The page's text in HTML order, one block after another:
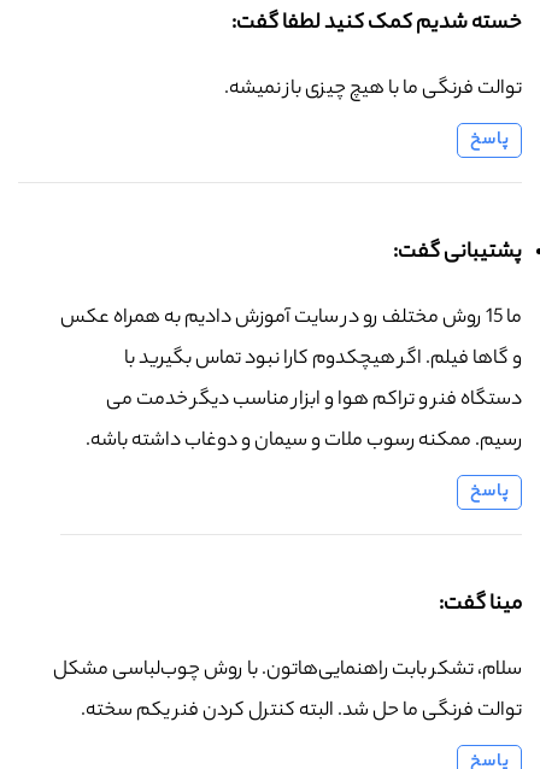
خسته شدیم کمک کنید لطفا گفت:
توالت فرنگی ما با هیچ چیزی باز نمیشه.
پاسخ
پشتیبانی گفت:
ما 15 روش مختلف رو در سایت آموزش دادیم به همراه عکس
و گاها فیلم. اگر هیچکدوم کارا نبود تماس بگیرید با
دستگاه فنر و تراکم هوا و ابزار مناسب دیگر خدمت می
رسیم. ممکنه رسوب ملات و سیمان و دوغاب داشته باشه.
پاسخ
مینا گفت:
سلام، تشکر بابت راهنمایی‌هاتون. با روش چوب‌لباسی مشکل
توالت فرنگی ما حل شد. البته کنترل کردن فنر یکم سخته.
پاسخ